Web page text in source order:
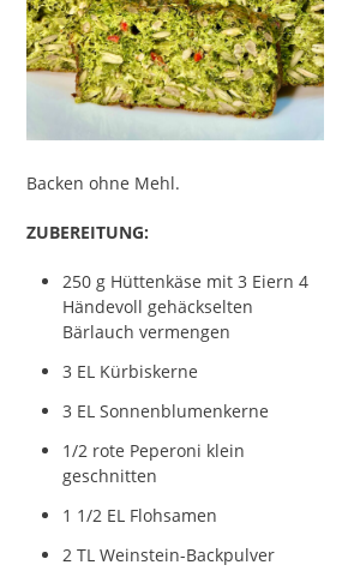
Backen ohne Mehl.
ZUBEREITUNG:
250 g Hüttenkäse mit 3 Eiern 4
Händevoll gehäckselten
Bärlauch vermengen
3 EL Kürbiskerne
3 EL Sonnenblumenkerne
1/2 rote Peperoni klein
geschnitten
1 1/2 EL Flohsamen
2 TL Weinstein-Backpulver